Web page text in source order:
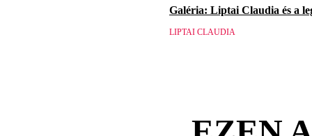
Galéria: Liptai Claudia és a
LIPTAI CLAUDIA